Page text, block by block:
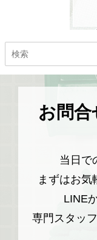
お問合
当日で
まずはお気
LINE
専門スタッ